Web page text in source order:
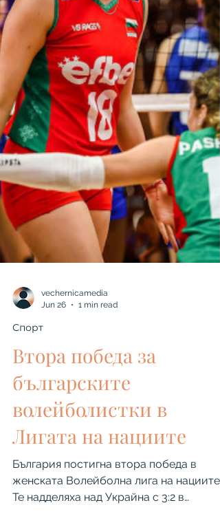
vechernicamedia
Спорт
Втора победа за
българските
волейболистки в
Лигата на нациите